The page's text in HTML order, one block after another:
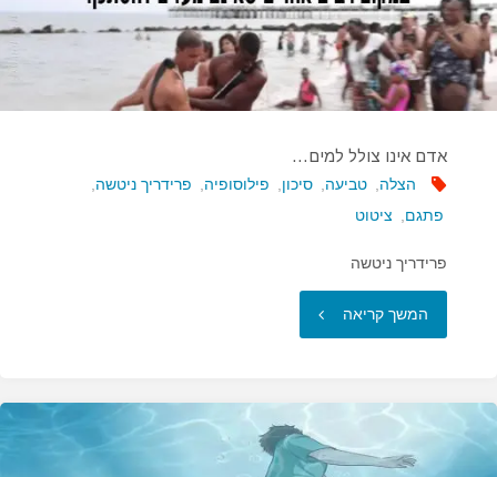
אדם אינו צולל למים…
הצלה, טביעה, סיכון, פילוסופיה, פרידריך ניטשה,
פתגם, ציטוט
פרידריך ניטשה​
המשך קריאה "אדם
צולל
למים…"